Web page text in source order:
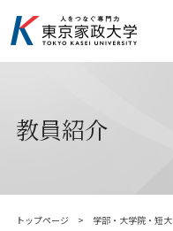
教員紹介
トップページ 学部・大学院・短大